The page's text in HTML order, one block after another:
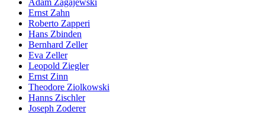
Ernst Zahn
Roberto Zapperi
Hans Zbinden
Bernhard Zeller
Eva Zeller
Leopold Ziegler
Ernst Zinn
Theodore Ziolkowski
Hanns Zischler
Joseph Zoderer